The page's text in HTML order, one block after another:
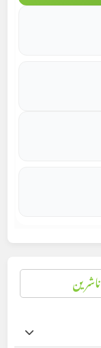
ناشرین